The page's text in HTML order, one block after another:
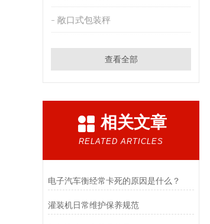
敞口式包装秤
查看全部
相关文章
RELATED ARTICLES
电子汽车衡经常卡死的原因是什么？
灌装机日常维护保养规范